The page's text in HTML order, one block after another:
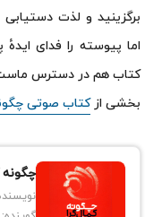
برگزینید و لذت
اما پیوسته را فدای
کتاب هم در دسترس
بخشی ازکتاب صوتی
چگونه